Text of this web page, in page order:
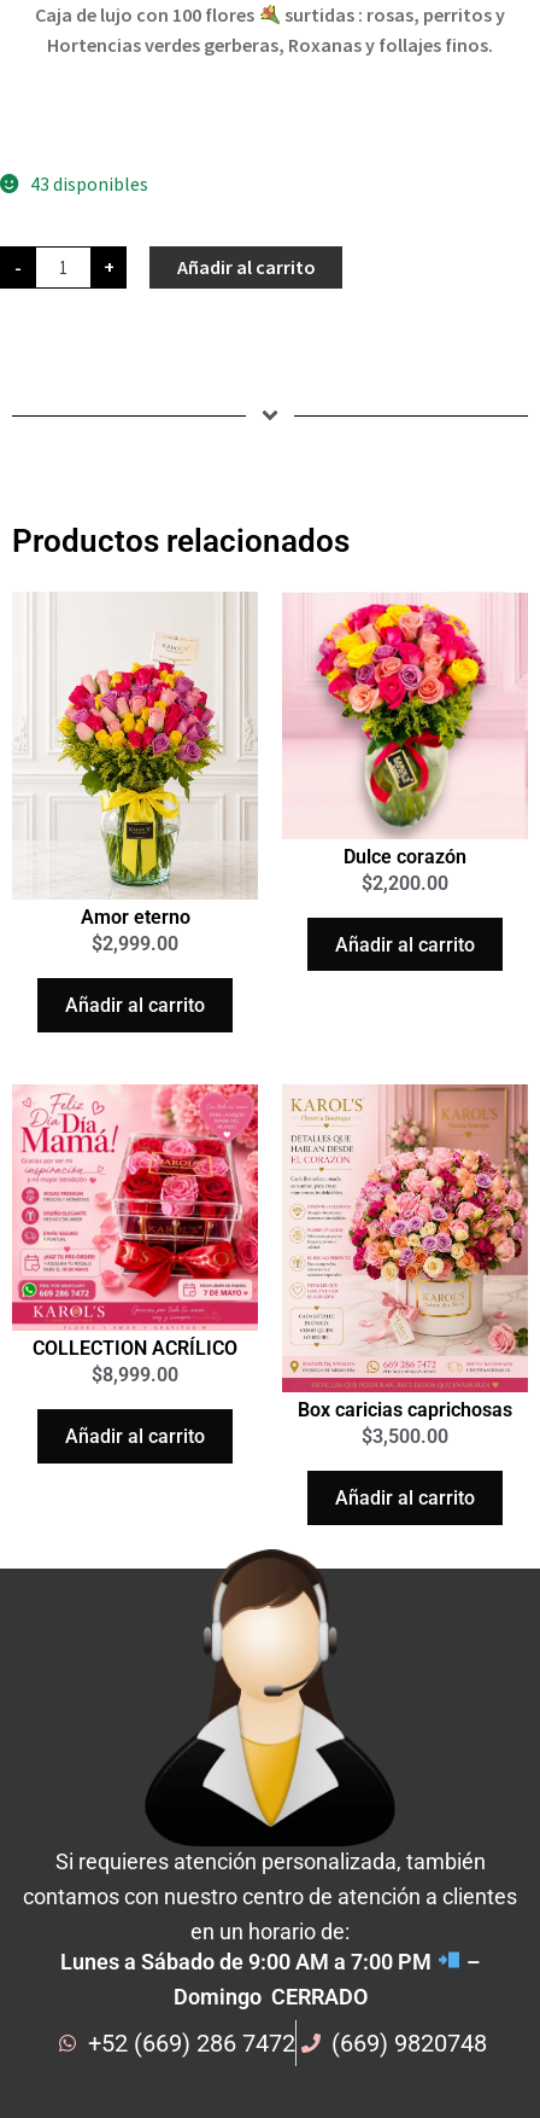
Caja de lujo con 100 flores
surtidas : rosas, perritos y
Hortencias verdes gerberas, Roxanas y follajes finos.
43 disponibles
- + Añadir al carrito
Productos relacionados
Amor eterno
$2,999.00
Añadir al carrito
Dulce corazón
$2,200.00
Añadir al carrito
COLLECTION ACRÍLICO
$8,999.00
Añadir al carrito
Box caricias caprichosas
$3,500.00
Añadir al carrito
Si requieres atención personalizada, también
contamos con nuestro centro de atención a clientes
en un horario de:
Lunes a Sábado de 9:00 AM a 7:00 PM
–
Domingo CERRADO
+52 (669) 286 7472 (669) 9820748